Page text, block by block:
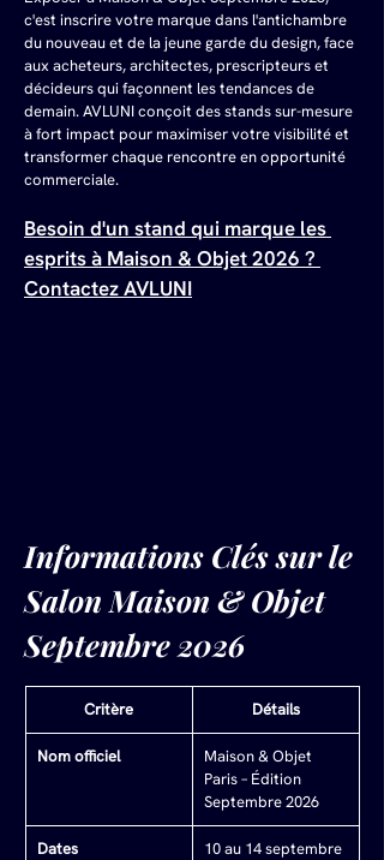
c'est inscrire votre marque dans l'antichambre
du nouveau et de la jeune garde du design, face
aux acheteurs, architectes, prescripteurs et
décideurs qui façonnent les tendances de
demain. AVLUNI conçoit des stands sur-mesure
à fort impact pour maximiser votre visibilité et
transformer chaque rencontre en opportunité
commerciale.
Besoin d'un stand qui marque les
esprits à Maison & Objet 2026 ?
Contactez AVLUNI
Informations Clés sur le
Salon Maison & Objet
Septembre 2026
Critère Détails
Nom officiel
Maison & Objet
Paris – Édition
Septembre 2026
Dates
10 au 14 septembre